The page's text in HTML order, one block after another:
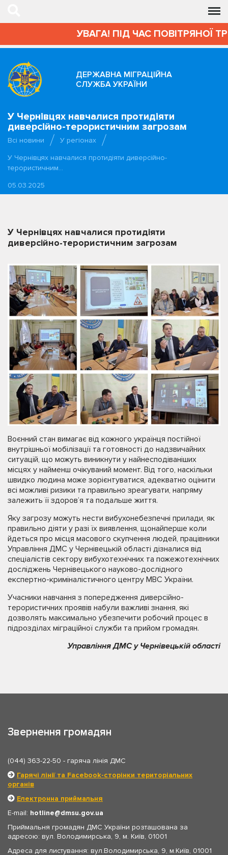
УВАГА! ПІД ЧАС ПОВІТРЯНОЇ
ДЕРЖАВНА МІГРАЦІЙНА
СЛУЖБА УКРАЇНИ
У Чернівцях навчалися протидіяти
диверсійно-терористичним загрозам
Всі новини
У регіонах
У Чернівцях навчалися протидіяти диверсійно-
терористичним…
05.03.2025
У Чернівцях навчалися протидіяти
диверсійно-терористичним загрозам
Воєнний стан вимагає від кожного українця постійної
внутрішньої мобілізації та готовності до надзвичайних
ситуацій, що можуть виникнути у найнесподіваніших
місцях у найменш очікуваний момент. Від того, наскільки
швидко людина може зорієнтуватися, адекватно оцінити
всі можливі ризики та правильно зреагувати, напряму
залежить її здоров’я та подальше життя.
Яку загрозу можуть нести вибухонебезпечні прилади, як
правильно діяти у разі їх виявлення, щонайперше коли
йдеться про місця масового скупчення людей, працівники
Управління ДМС у Чернівецькій області дізналися від
спеціалістів сектору вибухотехнічних та пожежотехнічних
досліджень Чернівецького науково-дослідного
експертно-криміналістичного центру МВС України.
Учасники навчання з попередження диверсійно-
терористичних проявів набули важливі знання, які
дозволять максимально убезпечити робочий процес в
підрозділах міграційної служби та прийом громадян.
Управління ДМС у Чернівецькій області
Звернення громадян
(044) 363-22-50 - гаряча лінія ДМС
Гарячі лінії та Facebook-сторінки територіальних
органів
Електронна приймальня
E-mail: hotline
dmsu.gov.ua
Приймальня громадян ДМС України розташована за
адресою: вул. Володимирська, 9, м. Київ, 01001
Адреса для листування: вул.Володимирська, 9, м.Київ, 01001